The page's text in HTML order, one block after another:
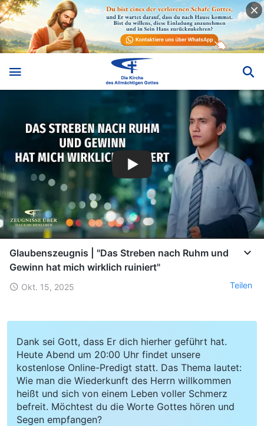
Glaubenszeugnis | "Das Streben nach Ruhm und
Gewinn hat mich wirklich ruiniert"
Okt. 15, 2025 Teilen
Dank sei Gott, dass Er dich hierher geführt hat.
Heute Abend um 20:00 Uhr findet unsere
kostenlose Online-Predigt statt. Das Thema lautet:
Wie man die Wiederkunft des Herrn willkommen
heißt und sich von einem Leben voller Schmerz
befreit. Möchtest du die Worte Gottes hören und
Segen empfangen?